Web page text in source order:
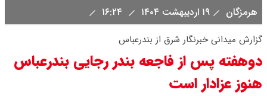
مرداد ۱۴۰۵ / قیمت اطلس چند؟ +
جدول
قیمت محصولات ایران خودرو امروز
هرمزگان ۱۹ اردیبهشت ۱۴۰۴
گزارش میدانی خبرنگار شرق از بندرعباس
دوهفته پس از فاجعه بندر رجایی بندرعباس
هنوز عزادار است